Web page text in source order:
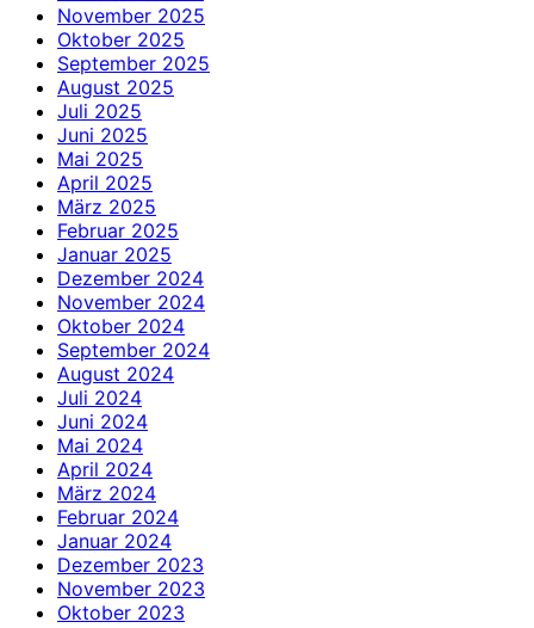
November 2025
Oktober 2025
September 2025
August 2025
Juli 2025
Juni 2025
Mai 2025
April 2025
März 2025
Februar 2025
Januar 2025
Dezember 2024
November 2024
Oktober 2024
September 2024
August 2024
Juli 2024
Juni 2024
Mai 2024
April 2024
März 2024
Februar 2024
Januar 2024
Dezember 2023
November 2023
Oktober 2023